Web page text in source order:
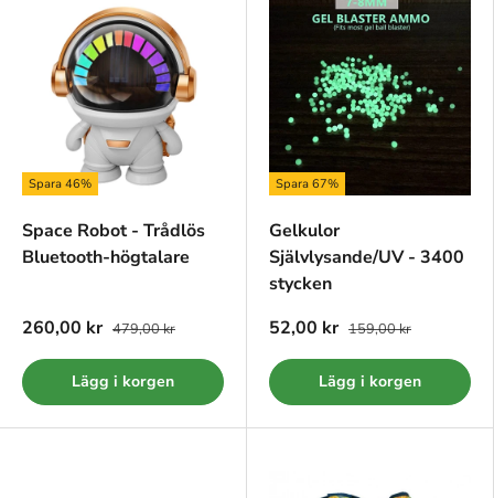
Spara 46%
Space Robot - Trådlös
Bluetooth-högtalare
260,00 kr 479,00 kr
Lägg i korgen
Spara 67%
Gelkulor
Självlysande/UV - 3400
stycken
52,00 kr 159,00 kr
Lägg i korgen